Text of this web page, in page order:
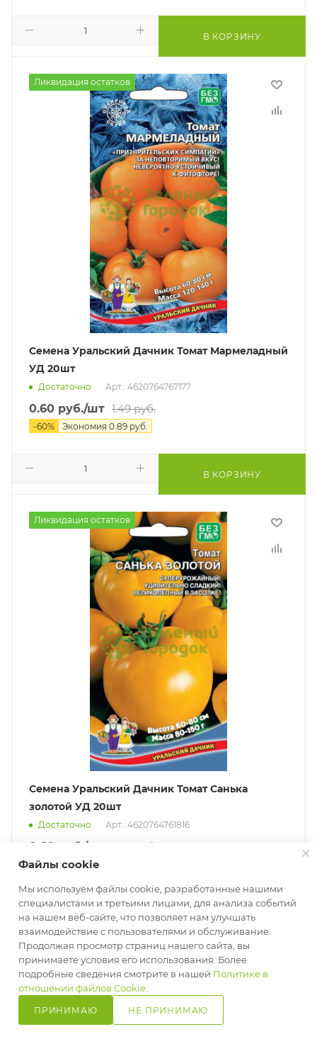
В КОРЗИНУ
Ликвидация остатков
Семена Уральский Дачник Томат Мармеладный
УД 20шт
Достаточно Арт.: 4620764767177
0.60 руб./шт 1.49руб.
-60% Экономия 0.89 руб.
В КОРЗИНУ
Ликвидация остатков
Семена Уральский Дачник Томат Санька
золотой УД 20шт
Достаточно Арт.: 4620764761816
0.60 руб. /шт руб.
-60% Экономия
Ликвидация остатков
Файлы cookie
Мы используем файлы cookie, разработанные нашими
специалистами и третьими лицами, для анализа событий
на нашем веб-сайте, что позволяет нам улучшать
взаимодействие с пользователями и обслуживание.
Продолжая просмотр страниц нашего сайта, вы
принимаете условия его использования. Более
подробные сведения смотрите в нашей Политике в
отношении файлов Cookie
ПРИНИМАЮ
НЕ ПРИНИМАЮ
Главная
Кабинет Корзина Избранные Сравнение